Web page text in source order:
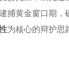
捕黄金窗口期，
为核心的辩护思